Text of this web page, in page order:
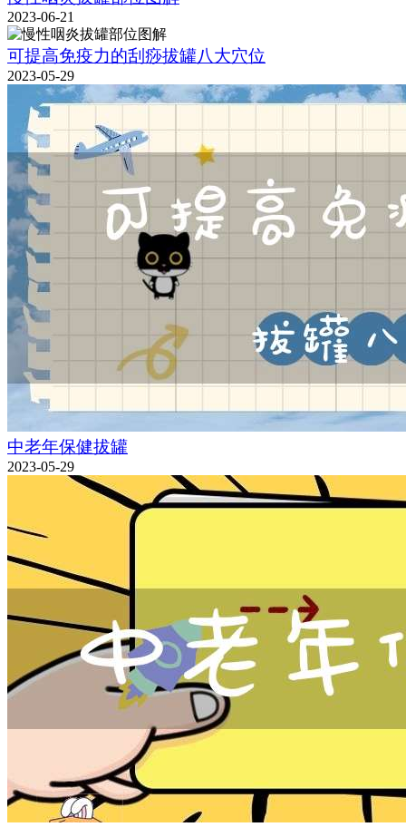
2023-06-21
可提高免疫力的刮痧拔罐八大穴位
2023-05-29
中老年保健拔罐
2023-05-29